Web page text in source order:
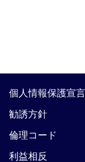
個人情報保護宣言
勧誘方針
倫理コード
利益相反